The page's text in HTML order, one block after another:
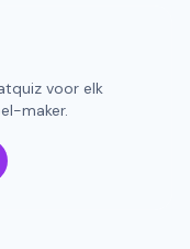
voor elk
maker.